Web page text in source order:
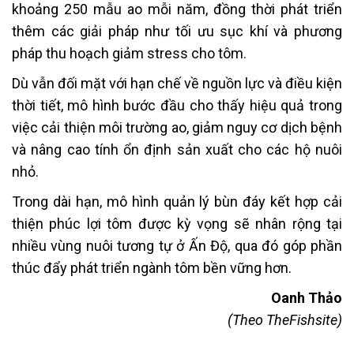
khoảng 250 mẫu ao mỗi năm, đồng thời phát triển
thêm các giải pháp như tối ưu sục khí và phương
pháp thu hoạch giảm stress cho tôm.
Dù vẫn đối mặt với hạn chế về nguồn lực và điều kiện
thời tiết, mô hình bước đầu cho thấy hiệu quả trong
việc cải thiện môi trường ao, giảm nguy cơ dịch bệnh
và nâng cao tính ổn định sản xuất cho các hộ nuôi
nhỏ.
Trong dài hạn, mô hình quản lý bùn đáy kết hợp cải
thiện phúc lợi tôm được kỳ vọng sẽ nhân rộng tại
nhiều vùng nuôi tương tự ở Ấn Độ, qua đó góp phần
thúc đẩy phát triển ngành tôm bền vững hơn.
Oanh Thảo
(Theo TheFishsite)